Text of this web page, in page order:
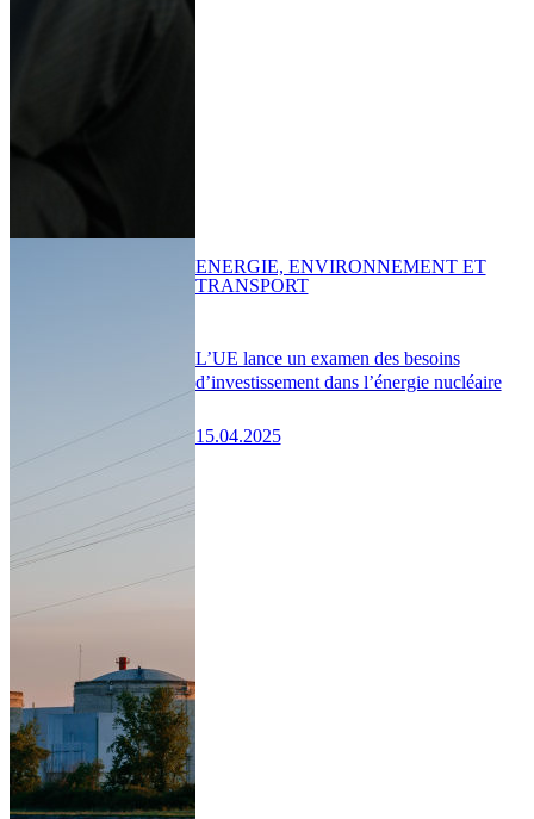
L’UE lance un examen des besoins
d’investissement dans l’énergie nucléaire
15.04.2025
ENERGIE, ENVIRONNEMENT ET
TRANSPORT